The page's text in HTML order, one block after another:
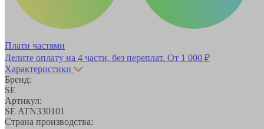
Плати частями
Делите оплату на 4 части, без переплат. От 1 000 ₽
Характеристики
Бренд:
SE
Артикул:
SE ATN330101
Страна производства: